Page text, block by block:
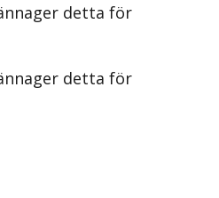
detta för
detta för